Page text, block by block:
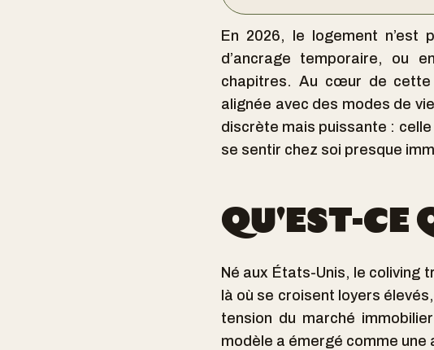
En 2026, le logement
d’ancrage temporaire, ou
chapitres. Au cœur de cette
alignée avec des modes de
discrète mais puissante : celle
se sentir chez soi presque
QU'EST-CE
Né aux États-Unis, le coliving
là où se croisent loyers
tension du marché
modèle a émergé comme une